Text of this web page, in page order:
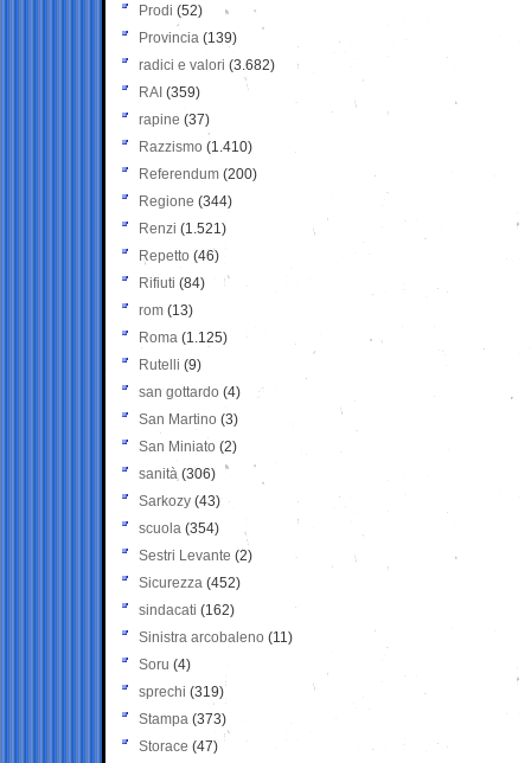
Prodi (52)
Provincia (139)
radici e valori (3.682)
RAI (359)
rapine (37)
Razzismo (1.410)
Referendum (200)
Regione (344)
Renzi (1.521)
Repetto (46)
Rifiuti (84)
rom (13)
Roma (1.125)
Rutelli (9)
san gottardo (4)
San Martino (3)
San Miniato (2)
sanità (306)
Sarkozy (43)
scuola (354)
Sestri Levante (2)
Sicurezza (452)
sindacati (162)
Sinistra arcobaleno (11)
Soru (4)
sprechi (319)
Stampa (373)
Storace (47)